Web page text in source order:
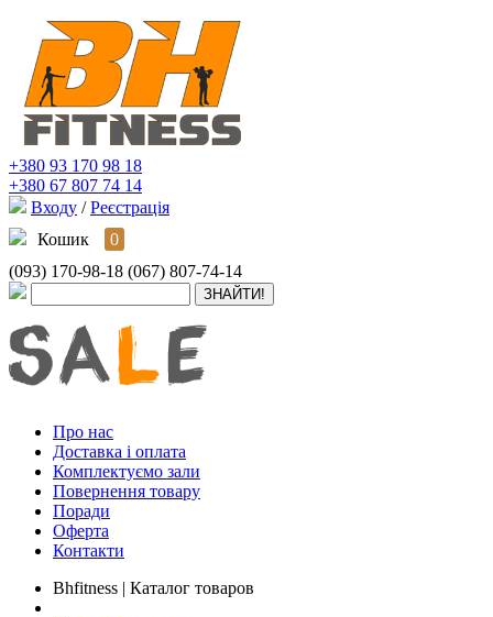
+380 93 170 98 18
+380 67 807 74 14
Входу / Реєстрація
Кошик
0
(093) 170-98-18 (067) 807-74-14
Про нас
Доставка і оплата
Комплектуємо зали
Повернення товару
Поради
Оферта
Контакти
Bhfitness | Каталог товаров